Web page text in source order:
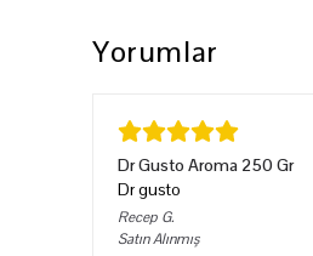
Yorumlar
Dr Gusto Aroma 250 Gr
Dr gusto
Recep G.
Satın Alınmış